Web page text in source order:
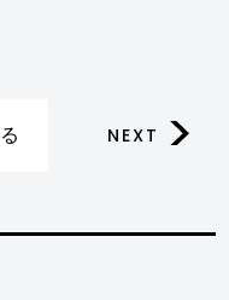
NEXT